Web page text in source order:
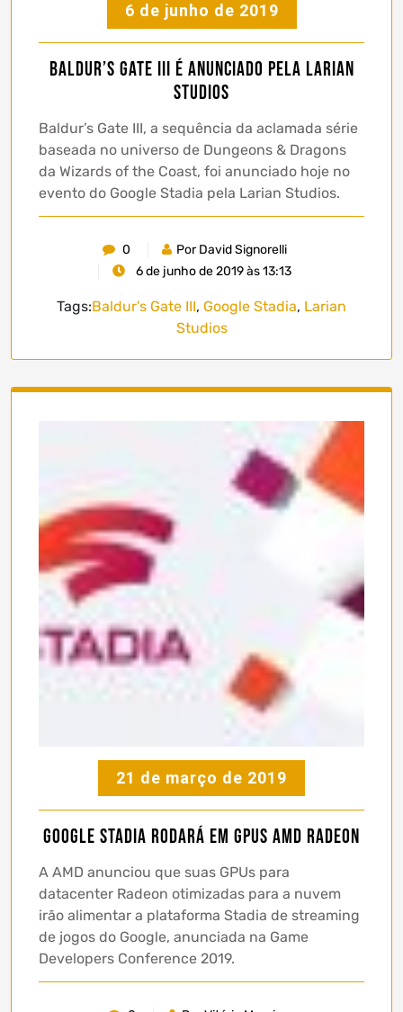
6 de junho de 2019
Baldur’s Gate III é anunciado pela Larian
Studios
Baldur’s Gate III, a sequência da aclamada série
baseada no universo de Dungeons & Dragons
da Wizards of the Coast, foi anunciado hoje no
evento do Google Stadia pela Larian Studios.
0
Por David Signorelli
6 de junho de 2019 às 13:13
Tags:Baldur's Gate III, Google Stadia, Larian
Studios
21 de março de 2019
Google Stadia rodará em GPUs AMD Radeon
A AMD anunciou que suas GPUs para
datacenter Radeon otimizadas para a nuvem
irão alimentar a plataforma Stadia de streaming
de jogos do Google, anunciada na Game
Developers Conference 2019.